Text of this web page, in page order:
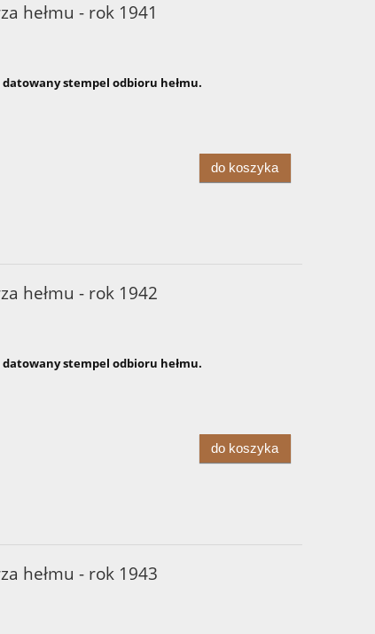
hełmu - rok 1941
stempel odbioru hełmu.
do koszyka
hełmu - rok 1942
stempel odbioru hełmu.
do koszyka
hełmu - rok 1943